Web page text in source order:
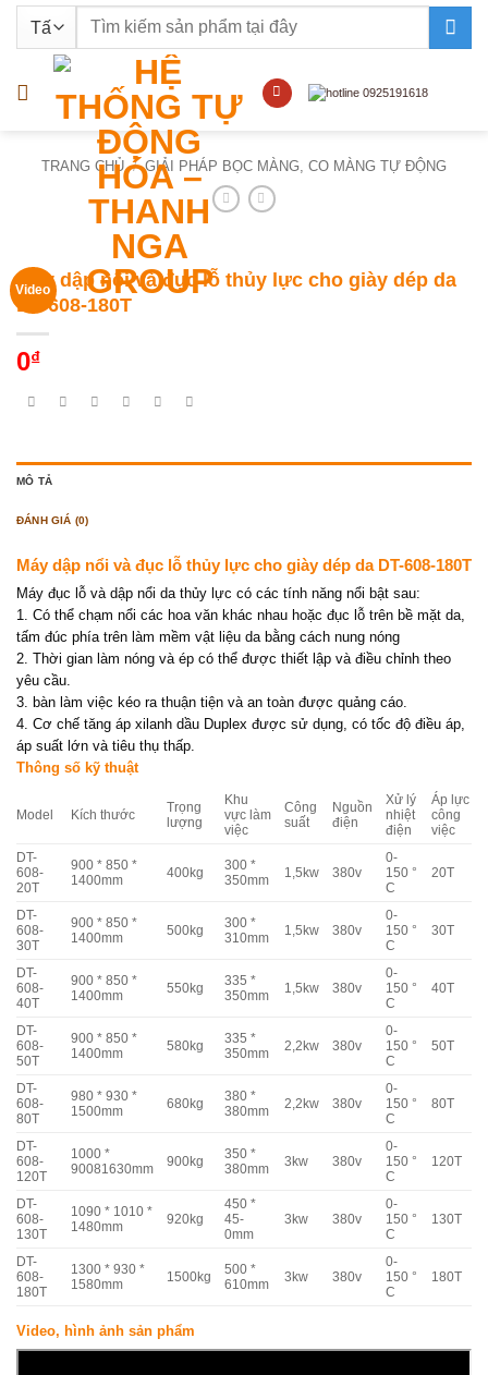
nội
Tìm
TRANG CHỦ / GIẢI PHÁP BỌC MÀNG, CO MÀNG TỰ ĐỘNG
Video
Máy dập nổi và đục lỗ thủy lực cho giày dép da
DT-608-180T
0₫
MÔ TẢ
ĐÁNH GIÁ (0)
Máy dập nổi và đục lỗ thủy lực cho giày dép da DT-608-180T
Máy đục lỗ và dập nổi da thủy lực có các tính năng nổi bật sau:
1. Có thể chạm nổi các hoa văn khác nhau hoặc đục lỗ trên bề mặt da,
tấm đúc phía trên làm mềm vật liệu da bằng cách nung nóng
2. Thời gian làm nóng và ép có thể được thiết lập và điều chỉnh theo
yêu cầu.
3. bàn làm việc kéo ra thuận tiện và an toàn được quảng cáo.
4. Cơ chế tăng áp xilanh dầu Duplex được sử dụng, có tốc độ điều áp,
áp suất lớn và tiêu thụ thấp.
Thông số kỹ thuật
Model Kích thước
Trọng
lượng
Khu
vực làm
việc
Công
suất
Nguồn
điện
Xử lý
nhiệt
điện
Áp lực
công
việc
DT-
608-
20T
900 * 850 *
1400mm
400kg
300 *
350mm
1,5kw 380v
0-
150 °
C
20T
DT-
608-
30T
900 * 850 *
1400mm
500kg
300 *
310mm
1,5kw 380v
0-
150 °
C
30T
DT-
608-
40T
900 * 850 *
1400mm
550kg
335 *
350mm
1,5kw 380v
0-
150 °
C
40T
DT-
608-
50T
900 * 850 *
1400mm
580kg
335 *
350mm
2,2kw 380v
0-
150 °
C
50T
DT-
608-
80T
980 * 930 *
1500mm
680kg
380 *
380mm
2,2kw 380v
0-
150 °
C
80T
DT-
608-
120T
1000 *
90081630mm
900kg
350 *
380mm
3kw 380v
0-
150 °
C
120T
DT-
608-
130T
1090 * 1010 *
1480mm
920kg
450 *
45-
0mm
3kw 380v
0-
150 °
C
130T
DT-
608-
180T
1300 * 930 *
1580mm
1500kg
500 *
610mm
3kw 380v
0-
150 °
C
180T
Video, hình ảnh sản phẩm